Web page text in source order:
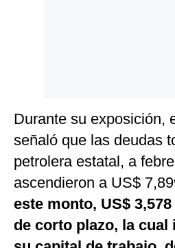
Durante su exposición,
señaló que las deudas
petrolera estatal, a
ascendieron a US$
este monto, US$
de corto plazo, la cual